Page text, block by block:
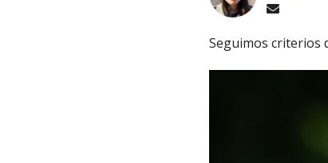
Seguimos criterios